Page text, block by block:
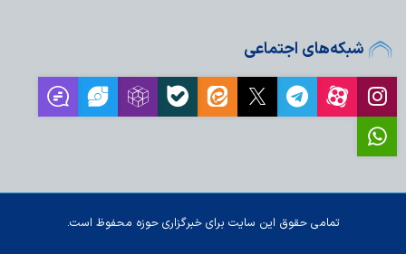
شبکه‌های اجتماعی
تمامی حقوق این سایت برای خبرگزاری حوزه محفوظ است.